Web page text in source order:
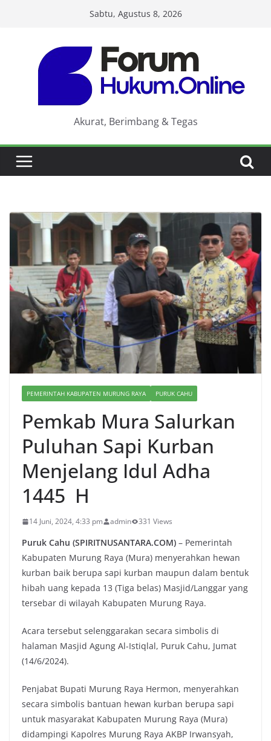
Sabtu, Agustus 8, 2026
Akurat, Berimbang & Tegas
PEMERINTAH KABUPATEN MURUNG RAYA PURUK CAHU
Pemkab Mura Salurkan
Puluhan Sapi Kurban
Menjelang Idul Adha
1445 H
14 Juni, 2024, 4:33 pm admin 331 Views
Puruk Cahu (SPIRITNUSANTARA.COM) – Pemerintah
Kabupaten Murung Raya (Mura) menyerahkan hewan
kurban baik berupa sapi kurban maupun dalam bentuk
hibah uang kepada 13 (Tiga belas) Masjid/Langgar yang
tersebar di wilayah Kabupaten Murung Raya.
Acara tersebut selenggarakan secara simbolis di
halaman Masjid Agung Al-Istiqlal, Puruk Cahu, Jumat
(14/6/2024).
Penjabat Bupati Murung Raya Hermon, menyerahkan
secara simbolis bantuan hewan kurban berupa sapi
untuk masyarakat Kabupaten Murung Raya (Mura)
didampingi Kapolres Murung Raya AKBP Irwansyah,